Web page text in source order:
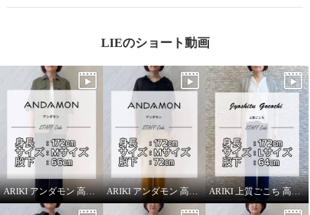
LIEのショート動画
ARIKI アンダモン 高身長スタッフがはいてみました！ ARIKI アンダモン 高身長スタッフがはいてみました！ ARIKI 上質ごこち 高身長スタッフがはいてみました！